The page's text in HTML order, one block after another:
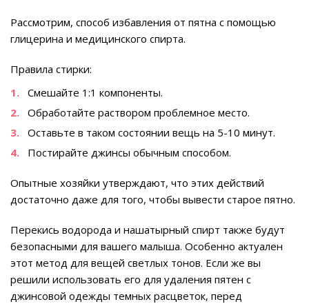
Рассмотрим, способ избавления от пятна с помощью
глицерина и медицинского спирта.
Правила стирки:
Смешайте 1:1 компоненты.
Обработайте раствором проблемное место.
Оставьте в таком состоянии вещь на 5-10 минут.
Постирайте джинсы обычным способом.
Опытные хозяйки утверждают, что этих действий
достаточно даже для того, чтобы вывести старое пятно.
Перекись водорода и нашатырный спирт также будут
безопасными для вашего малыша. Особенно актуален
этот метод для вещей светлых тонов. Если же вы
решили использовать его для удаления пятен с
джинсовой одежды темных расцветок, перед